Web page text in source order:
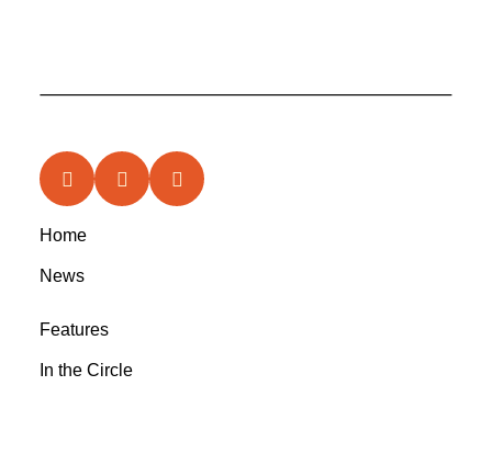
Home
News
Features
In the Circle